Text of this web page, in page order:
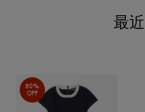
最
80%
OFF